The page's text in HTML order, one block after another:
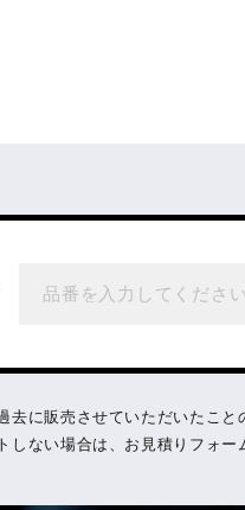
去に販売させていただいたこと
しない場合は、お見積りフォ